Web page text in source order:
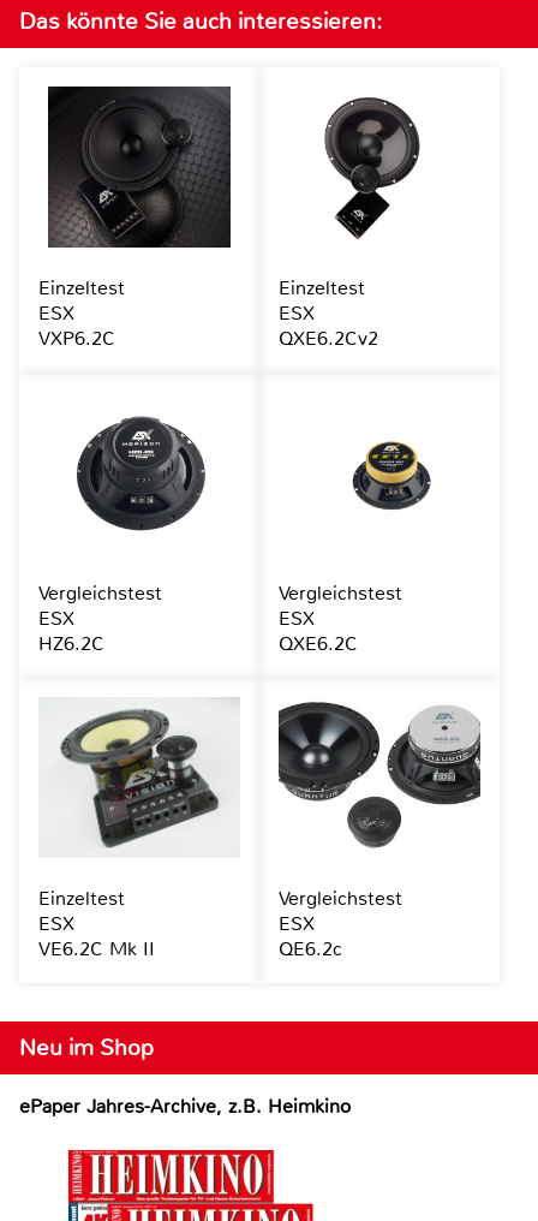
Neu im Shop
ePaper Jahres-Archive, z.B. Heimkino
Das könnte Sie auch interessieren:
Einzeltest
ESX
VXP6.2C
Einzeltest
ESX
QXE6.2Cv2
Vergleichstest
ESX
HZ6.2C
Vergleichstest
ESX
QXE6.2C
Einzeltest
ESX
VE6.2C Mk II
Vergleichstest
ESX
QE6.2c